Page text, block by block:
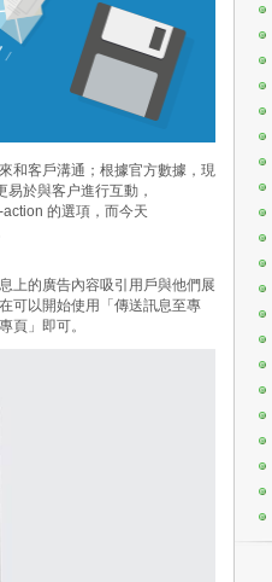
和客戶溝通；根據官方數據，現
於與客户進行互動，
的選項，而今天
上的廣告內容吸引用戶與他們展
可以開始使用「傳送訊息至專
頁」即可。